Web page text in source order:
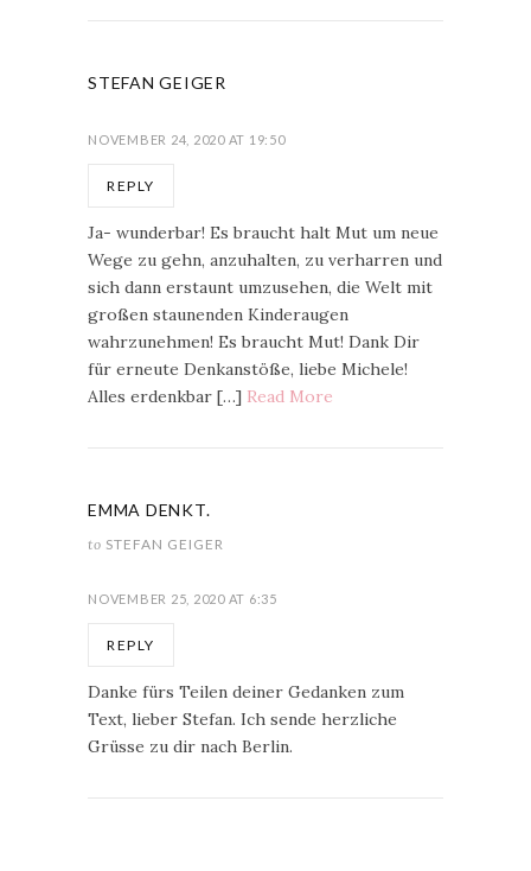
STEFAN GEIGER
NOVEMBER 24, 2020 AT 19:50
REPLY
Ja- wunderbar! Es braucht halt Mut um neue
Wege zu gehn, anzuhalten, zu verharren und
sich dann erstaunt umzusehen, die Welt mit
großen staunenden Kinderaugen
wahrzunehmen! Es braucht Mut! Dank Dir
für erneute Denkanstöße, liebe Michele!
Alles erdenkbar […] Read More
EMMA DENKT.
to STEFAN GEIGER
NOVEMBER 25, 2020 AT 6:35
REPLY
Danke fürs Teilen deiner Gedanken zum
Text, lieber Stefan. Ich sende herzliche
Grüsse zu dir nach Berlin.